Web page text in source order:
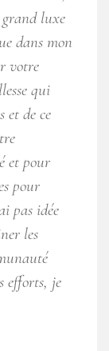
luxe
dans mon
votre
qui
et de ce
et pour
pour
pas idée
les
efforts, je